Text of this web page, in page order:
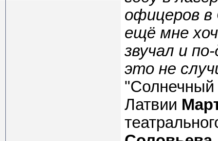
офицеров в
ещё мне
звучал и
это не
"Солнечный
Латвии